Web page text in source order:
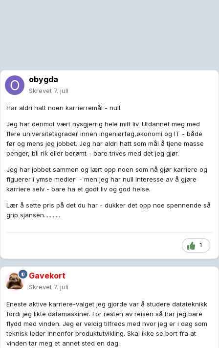
obygda
Skrevet 7. juli
Har aldri hatt noen karrierremål - null.
Jeg har derimot vært nysgjerrig hele mitt liv. Utdannet meg med
flere universitetsgrader innen ingeniørfag,økonomi og IT - både
før og mens jeg jobbet. Jeg har aldri hatt som mål å tjene masse
penger, bli rik eller berømt - bare trives med det jeg gjør.
Jeg har jobbet sammen og lært opp noen som nå gjør karriere og
figuerer i ymse medier - men jeg har null interesse av å gjøre
karriere selv - bare ha et godt liv og god helse.
Lær å sette pris på det du har - dukker det opp noe spennende så
grip sjansen...........
1
Gavekort
Skrevet 7. juli
Eneste aktive karriere-valget jeg gjorde var å studere datateknikk
fordi jeg likte datamaskiner. For resten av reisen så har jeg bare
flydd med vinden. Jeg er veldig tilfreds med hvor jeg er i dag som
teknisk leder innenfor produktutvikling. Skal ikke se bort fra at
vinden tar meg et annet sted en dag.